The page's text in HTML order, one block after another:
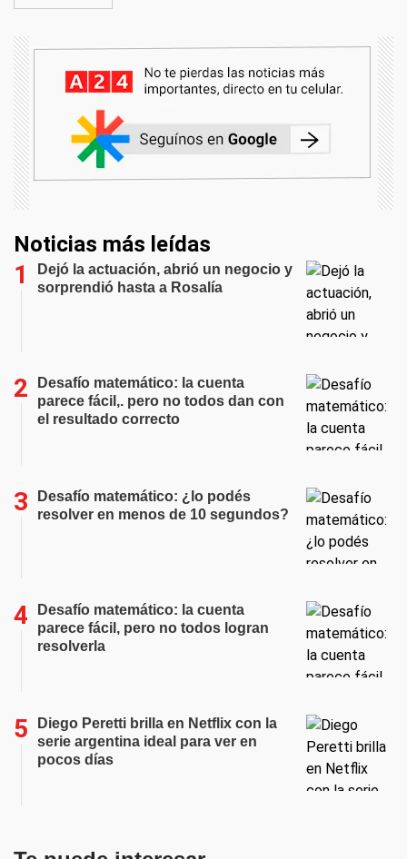
Noticias más leídas
Dejó la actuación, abrió un negocio y
sorprendió hasta a Rosalía
Desafío matemático: la cuenta
parece fácil,. pero no todos dan con
el resultado correcto
Desafío matemático: ¿lo podés
resolver en menos de 10 segundos?
Desafío matemático: la cuenta
parece fácil, pero no todos logran
resolverla
Diego Peretti brilla en Netflix con la
serie argentina ideal para ver en
pocos días